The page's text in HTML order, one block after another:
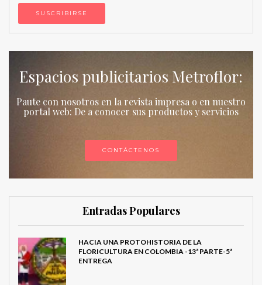
Espacios publicitarios Metroflor:
Paute con nosotros en la revista impresa o en nuestro
portal web: De a conocer sus productos y servicios
CONTÁCTENOS
Entradas Populares
HACIA UNA PROTOHISTORIA DE LA
FLORICULTURA EN COLOMBIA -13ª PARTE-5ª
ENTREGA